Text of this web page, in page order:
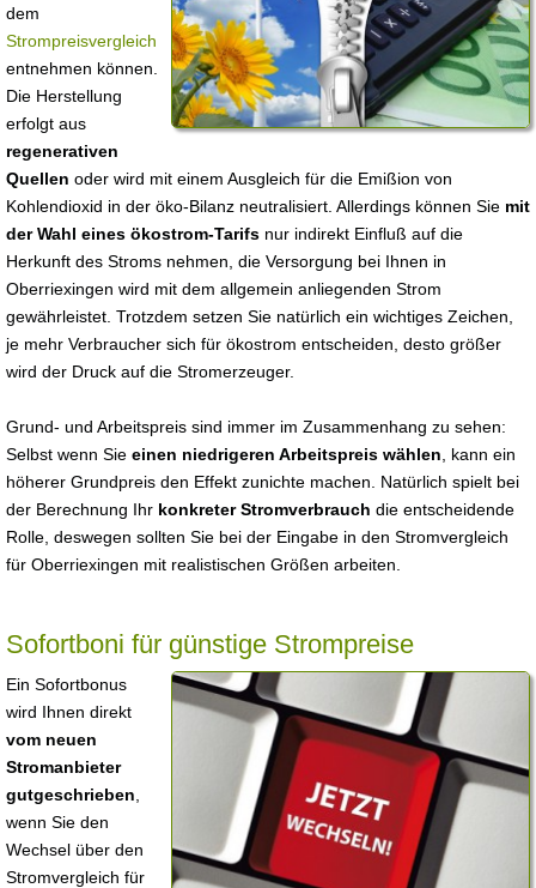
dem
Strompreisvergleich
entnehmen können.
Die Herstellung
erfolgt aus
regenerativen
Quellen oder wird mit einem Ausgleich für die Emißion von
Kohlendioxid in der öko-Bilanz neutralisiert. Allerdings können Sie mit
der Wahl eines ökostrom-Tarifs nur indirekt Einfluß auf die
Herkunft des Stroms nehmen, die Versorgung bei Ihnen in
Oberriexingen wird mit dem allgemein anliegenden Strom
gewährleistet. Trotzdem setzen Sie natürlich ein wichtiges Zeichen,
je mehr Verbraucher sich für ökostrom entscheiden, desto größer
wird der Druck auf die Stromerzeuger.
Grund- und Arbeitspreis sind immer im Zusammenhang zu sehen:
Selbst wenn Sie einen niedrigeren Arbeitspreis wählen , kann ein
höherer Grundpreis den Effekt zunichte machen. Natürlich spielt bei
der Berechnung Ihr konkreter Stromverbrauch die entscheidende
Rolle, deswegen sollten Sie bei der Eingabe in den Stromvergleich
für Oberriexingen mit realistischen Größen arbeiten.
Sofortboni für günstige Strompreise
Ein Sofortbonus
wird Ihnen direkt
vom neuen
Stromanbieter
gutgeschrieben
wenn Sie den
Wechsel über den
Stromvergleich für